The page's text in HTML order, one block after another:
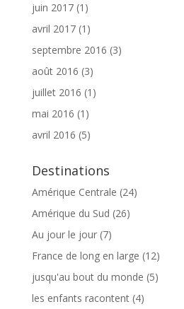
juin 2017(1)
avril 2017(1)
septembre 2016 (3)
août 2016 (3)
juillet 2016 (1)
mai 2016 (1)
avril 2016 (5)
Destinations
Amérique Centrale (24)
Amérique du Sud (26)
Au jour le jour(7)
France de long en large (12)
jusqu'au bout du monde (5)
les enfants racontent(4)